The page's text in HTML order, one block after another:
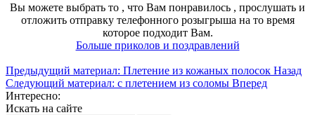
Вы можете выбрать то , что Вам понравилось , прослушать и
отложить отправку телефонного розыгрыша на то время
которое подходит Вам.
Больше приколов и поздравлений
Предыдущий материал: Плетение из кожаных полосок Назад
Следующий материал: с плетением из соломы Вперед
Интересно:
Искать на сайте